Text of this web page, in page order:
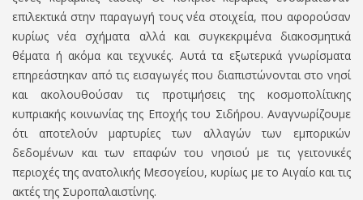
επιλεκτικά στην παραγωγή τους νέα στοιχεία, που αφορούσαν
κυρίως νέα σχήματα αλλά και συγκεκριμένα διακοσμητικά
θέματα ή ακόμα και τεχνικές. Αυτά τα εξωτερικά γνωρίσματα
επηρεάστηκαν από τις εισαγωγές που διαπιστώνονται στο νησί
και ακολουθούσαν τις προτιμήσεις της κοσμοπολίτικης
κυπριακής κοινωνίας της Εποχής του Σιδήρου. Αναγνωρίζουμε
ότι αποτελούν μαρτυρίες των αλλαγών των εμπορικών
δεδομένων και των επαφών του νησιού με τις γειτονικές
περιοχές της ανατολικής Μεσογείου, κυρίως με το Αιγαίο και τις
ακτές της Συροπαλαιστίνης.